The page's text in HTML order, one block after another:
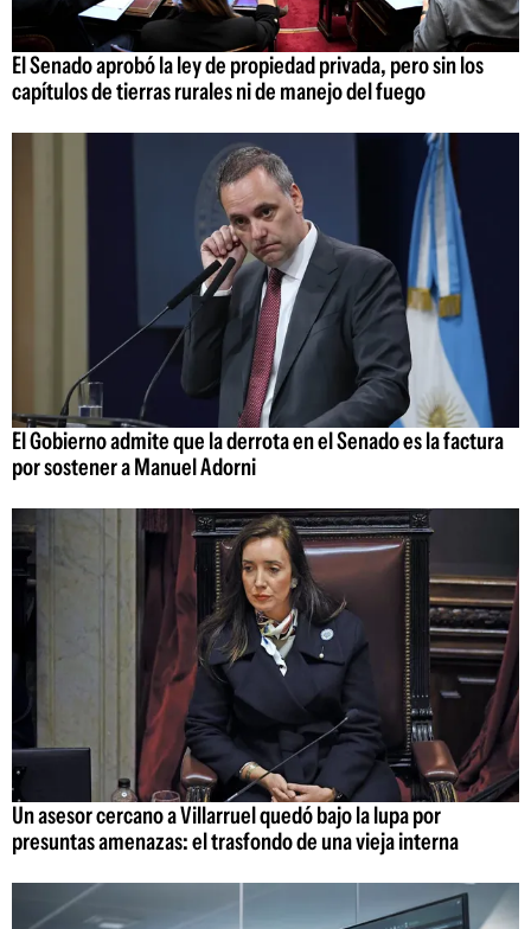
El Senado aprobó la ley de propiedad privada, pero sin los
capítulos de tierras rurales ni de manejo del fuego
El Gobierno admite que la derrota en el Senado es la factura
por sostener a Manuel Adorni
Un asesor cercano a Villarruel quedó bajo la lupa por
presuntas amenazas: el trasfondo de una vieja interna